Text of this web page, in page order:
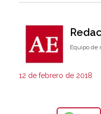
Equipo de
12 de febrero de 2018